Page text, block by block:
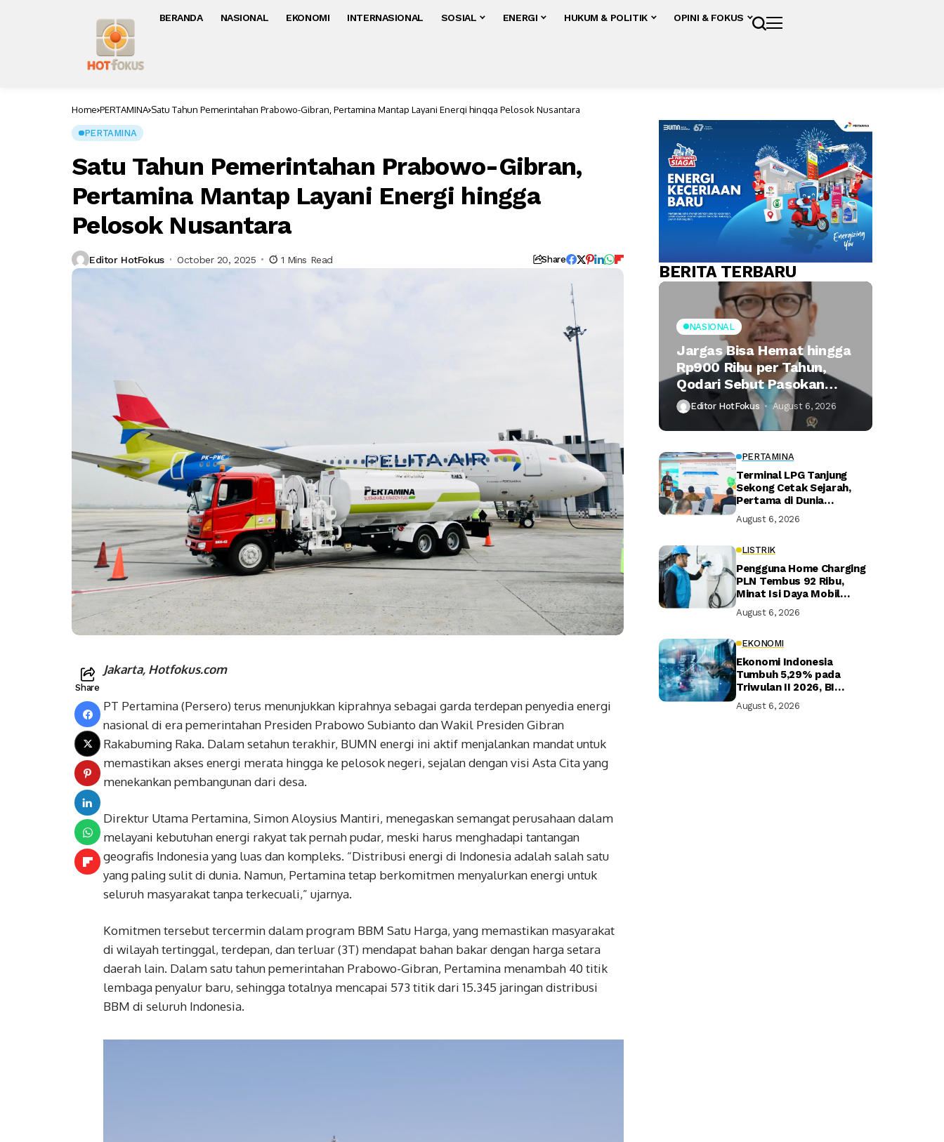
BERANDA NASIONAL EKONOMI INTERNASIONAL SOSIAL ENERGI HUKUM & POLITIK OPINI & FOKUS
Home PERTAMINA Satu Tahun Pemerintahan Prabowo-Gibran, Pertamina Mantap Layani Energi hingga Pelosok Nusantara
PERTAMINA
Satu Tahun Pemerintahan Prabowo-Gibran,
Pertamina Mantap Layani Energi hingga
Pelosok Nusantara
Editor HotFokus October 20, 2025 1 Mins Read Share
Share
Jakarta, Hotfokus.com
PT Pertamina (Persero) terus menunjukkan kiprahnya sebagai garda terdepan penyedia energi
nasional di era pemerintahan Presiden Prabowo Subianto dan Wakil Presiden Gibran
Rakabuming Raka. Dalam setahun terakhir, BUMN energi ini aktif menjalankan mandat untuk
memastikan akses energi merata hingga ke pelosok negeri, sejalan dengan visi Asta Cita yang
menekankan pembangunan dari desa.
Direktur Utama Pertamina, Simon Aloysius Mantiri, menegaskan semangat perusahaan dalam
melayani kebutuhan energi rakyat tak pernah pudar, meski harus menghadapi tantangan
geografis Indonesia yang luas dan kompleks. “Distribusi energi di Indonesia adalah salah satu
yang paling sulit di dunia. Namun, Pertamina tetap berkomitmen menyalurkan energi untuk
seluruh masyarakat tanpa terkecuali,” ujarnya.
Komitmen tersebut tercermin dalam program BBM Satu Harga, yang memastikan masyarakat
di wilayah tertinggal, terdepan, dan terluar (3T) mendapat bahan bakar dengan harga setara
daerah lain. Dalam satu tahun pemerintahan Prabowo-Gibran, Pertamina menambah 40 titik
lembaga penyalur baru, sehingga totalnya mencapai 573 titik dari 15.345 jaringan distribusi
BBM di seluruh Indonesia.
BERITA TERBARU
NASIONAL
Jargas Bisa Hemat hingga
Rp900 Ribu per Tahun,
Qodari Sebut Pasokan
Lebih Praktis
Editor HotFokus August 6, 2026
PERTAMINA
Terminal LPG Tanjung
Sekong Cetak Sejarah,
Pertama di Dunia
Terminal
August 6, 2026
LISTRIK
Pengguna Home Charging
PLN Tembus 92 Ribu,
Minat Isi Daya Mobil
Naik
August 6, 2026
EKONOMI
Ekonomi Indonesia
Tumbuh 5,29% pada
Triwulan II 2026, BI
Tahunan Tercapai
August 6, 2026